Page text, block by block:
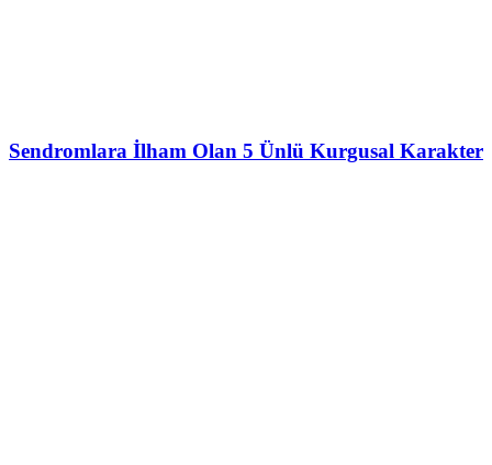
Sendromlara İlham Olan 5 Ünlü Kurgusal Karakter